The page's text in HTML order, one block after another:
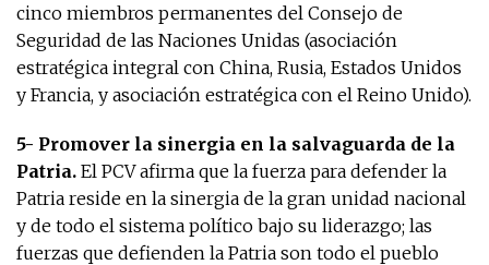
cinco miembros permanentes del Consejo de
Seguridad de las Naciones Unidas (asociación
estratégica integral con China, Rusia, Estados Unidos
y Francia, y asociación estratégica con el Reino Unido).
5- Promover la sinergia en la salvaguarda de la
Patria. El PCV afirma que la fuerza para defender la
Patria reside en la sinergia de la gran unidad nacional
y de todo el sistema político bajo su liderazgo; las
fuerzas que defienden la Patria son todo el pueblo